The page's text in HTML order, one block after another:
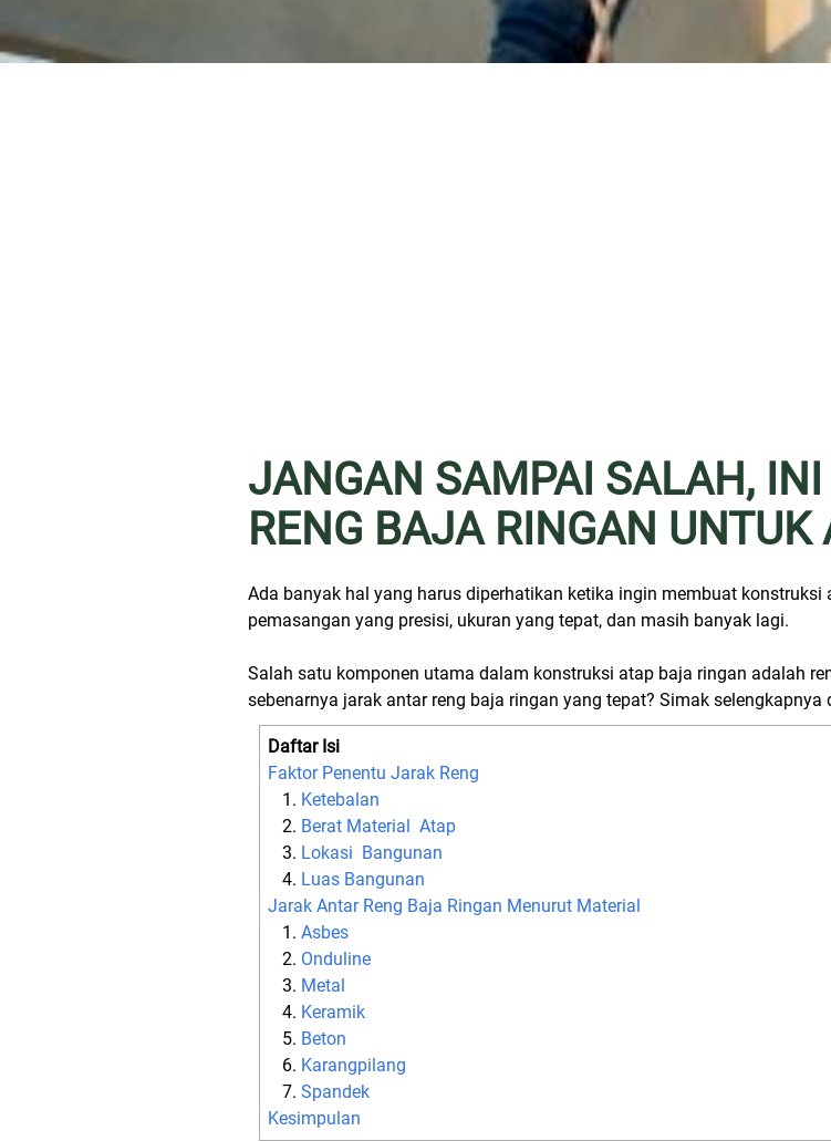
JANGAN SAMPAI SALAH,
RENG BAJA RINGAN UNTUK
Ada banyak hal yang harus diperhatikan ketika ingin membuat konstruksi
pemasangan yang presisi, ukuran yang tepat, dan masih banyak lagi.
Salah satu komponen utama dalam konstruksi atap baja ringan adalah
sebenarnya jarak antar reng baja ringan yang tepat? Simak selengkapnya
Daftar Isi
Faktor Penentu Jarak Reng
Ketebalan
Berat Material Atap
Lokasi Bangunan
Luas Bangunan
Jarak Antar Reng Baja Ringan Menurut Material
Asbes
Onduline
Metal
Keramik
Beton
Karangpilang
Spandek
Kesimpulan